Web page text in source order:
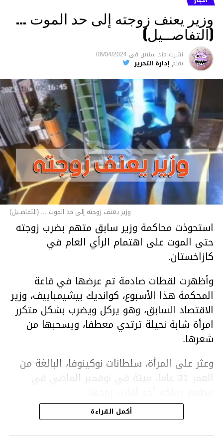
وزير يعنف زوجته إلى حد الموت …
(التفاصــيل)
نشرت منذ سنتين فى 06/04/2024
بقلم إدارة التحرير
وزير يعنف زوجته إلى حد الموت ... (التفاصــيل)
استحوذت محاكمة وزير سابق متهم بضرب زوجته
حتى الموت على اهتمام الرأي العام في
كازاخستان.
وأظهرت لقطات صادمة تم عرضها في قاعة
المحكمة هذا الأسبوع، كوانديك بيشيمباييف، وزير
الاقتصاد السابق، وهو يركل ويضرب بشكل متكرر
امرأة شابة نحيلة ترتدي معطفا، ويسحبها من
شعرها.
وعثر على المرأة، سلطانات نوكينوفا، البالغة من
العمر 31 عاما، ميتة في نوفمبر الماضي في
ووفقا لتقرير الطبيب الشرعي، توفيت نوكينوفا
متأثرة بصدمة في الدماغ، وكانت إحدى عظام
أكمل القراءة